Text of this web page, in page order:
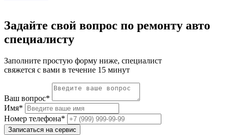
Задайте свой вопрос по ремонту авто
специалисту
Заполните простую форму ниже, специалист
свяжется с вами в течение 15 минут
Ваш вопрос*
Имя*
Номер телефона*
Записаться на сервис